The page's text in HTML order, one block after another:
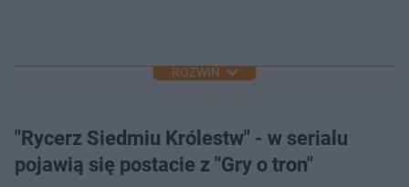
ROZWIŃ
"Rycerz Siedmiu Królestw" - w serialu
pojawią się postacie z "Gry o tron"